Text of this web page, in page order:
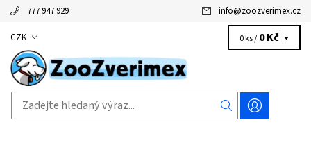
777 947 929 info@zoozverimex.cz
CZK 0 ks / 0 Kč